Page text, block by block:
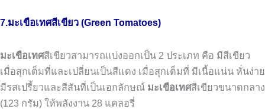
7.มะเขือเทศสีเขียว (Green Tomatoes)
มะเขือเทศสีเขียวสามารถแบ่งออกเป็น 2 ประเภท คือ มีสีเขียว
เมื่อสุกเต็มที่และเปลี่ยนเป็นสีแดง เมื่อสุกเต็มที่ มีเนื้อแน่น หั่นง่าย
มีรสเปรี้ยวและสีสันที่เป็นเอกลักษณ์ มะเขือเทศสีเขียวขนาดกลาง
(123 กรัม) ให้พลังงาน 28 แคลอรี่